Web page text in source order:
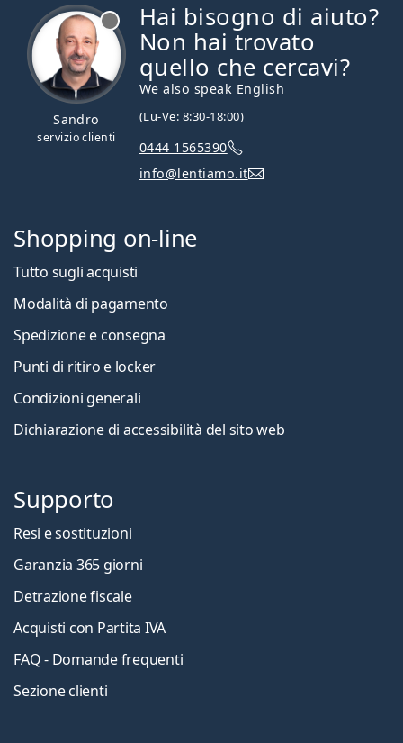
Sandro
servizio clienti
Hai bisogno di aiuto?
Non hai trovato
quello che cercavi?
We also speak English
(Lu-Ve: 8:30-18:00)
0444 1565390
info@lentiamo.it
Shopping on-line
Tutto sugli acquisti
Modalità di pagamento
Spedizione e consegna
Punti di ritiro e locker
Condizioni generali
Dichiarazione di accessibilità del sito web
Supporto
Resi e sostituzioni
Garanzia 365 giorni
Detrazione fiscale
Acquisti con Partita IVA
FAQ - Domande frequenti
Sezione clienti